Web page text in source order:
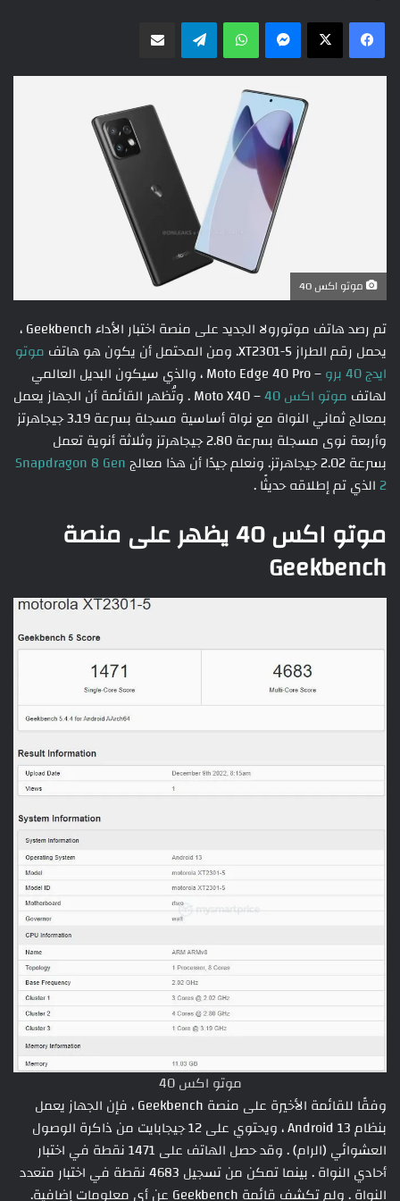
ماسنجر واتسابتيلقرام
موتو اكس 40
تم رصد هاتف موتورولا الجديد على منصة اختبار الأداء Geekbench ،
يحمل رقم الطراز XT2301-5. ومن المحتمل أن يكون هو هاتف
موتو
ايدج 40 برو
– Moto Edge 40 Pro ، والذي سيكون البديل العالمي
لهاتف موتو اكس 40
– Moto X40 . وتُظهر القائمة أن الجهاز يعمل
بمعالج ثماني النواة مع نواة أساسية مسجلة بسرعة 3.19 جيجاهرتز
وأربعة نوى مسجلة بسرعة 2.80 جيجاهرتز وثلاثة أنوية تعمل
بسرعة 2.02 جيجاهرتز. ونعلم جيدًا أن هذا معالج
Snapdragon 8 Gen
2 الذي تم إطلاقه حديثًا .
موتو اكس 40 يظهر على منصة
Geekbench
موتو اكس 40
وفقًا للقائمة الأخيرة على منصة Geekbench ، فإن الجهاز يعمل
بنظام Android 13 ، ويحتوي على 12 جيجابايت من ذاكرة الوصول
العشوائي (الرام) . وقد حصل الهاتف على 1471 نقطة في اختبار
أحادي النواة . بينما تمكن من تسجيل 4683 نقطة في اختبار متعدد
النواة . ولم تكشف قائمة Geekbench عن أي معلومات إضافية.